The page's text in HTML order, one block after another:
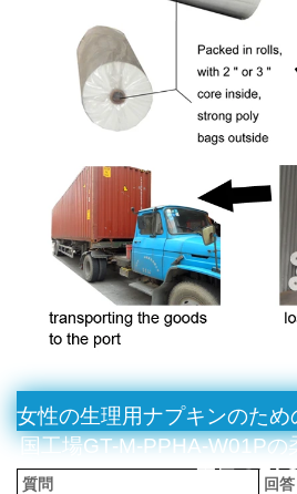
女性の生理用ナプキンのた
国工場GT-M-PPHA-W01Pの
空気の
質問
回答